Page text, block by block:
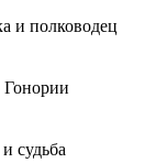
и полководец
судьба